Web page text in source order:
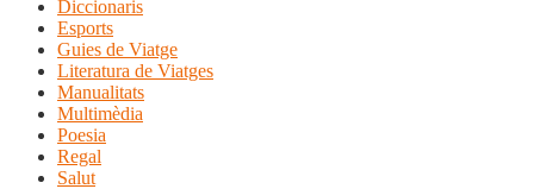
Diccionaris
Esports
Guies de Viatge
Literatura de Viatges
Manualitats
Multimèdia
Poesia
Regal
Salut